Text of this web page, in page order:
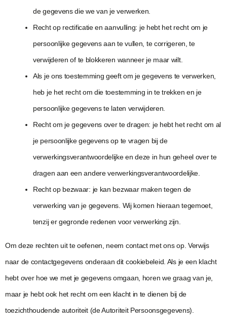
de gegevens die we van je verwerken.
Recht op rectificatie en aanvulling: je hebt het recht om je
persoonlijke gegevens aan te vullen, te corrigeren, te
verwijderen of te blokkeren wanneer je maar wilt.
Als je ons toestemming geeft om je gegevens te verwerken,
heb je het recht om die toestemming in te trekken en je
persoonlijke gegevens te laten verwijderen.
Recht om je gegevens over te dragen: je hebt het recht om al
je persoonlijke gegevens op te vragen bij de
verwerkingsverantwoordelijke en deze in hun geheel over te
dragen aan een andere verwerkingsverantwoordelijke.
Recht op bezwaar: je kan bezwaar maken tegen de
verwerking van je gegevens. Wij komen hieraan tegemoet,
tenzij er gegronde redenen voor verwerking zijn.
Om deze rechten uit te oefenen, neem contact met ons op. Verwijs
naar de contactgegevens onderaan dit cookiebeleid. Als je een klacht
hebt over hoe we met je gegevens omgaan, horen we graag van je,
maar je hebt ook het recht om een klacht in te dienen bij de
toezichthoudende autoriteit (de Autoriteit Persoonsgegevens).